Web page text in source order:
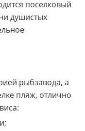
поселковый
душистых
рыбзавода, а
пляж, отлично